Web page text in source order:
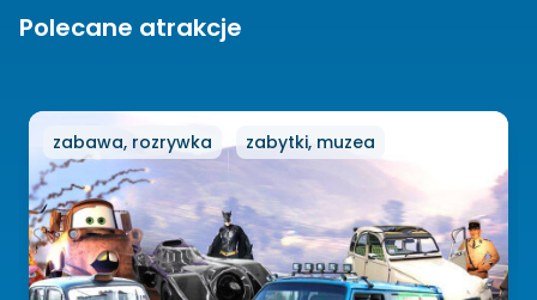
Polecane atrakcje
zabawa, rozrywka zabytki, muzea